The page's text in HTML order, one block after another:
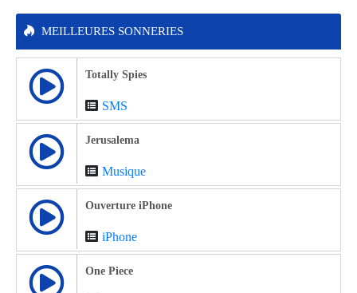
MEILLEURES SONNERIES
Totally Spies
SMS
Jerusalema
Musique
Ouverture iPhone
iPhone
One Piece